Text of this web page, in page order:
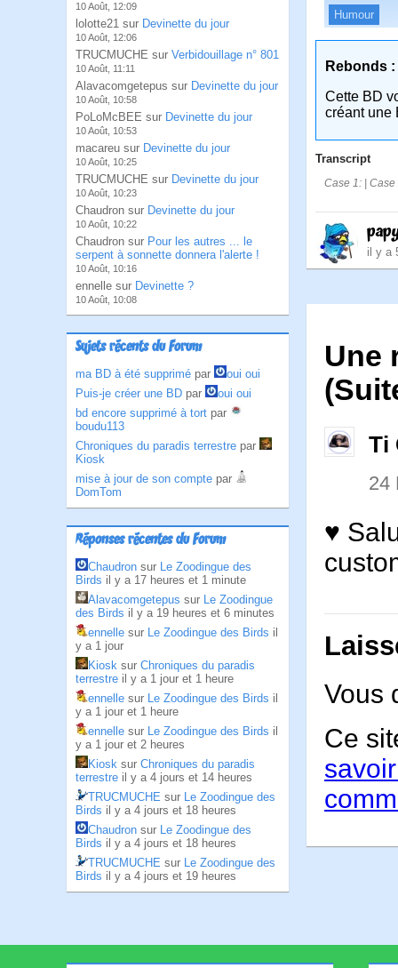
10 Août, 12:09
lolotte21 sur Devinette du jour
10 Août, 12:06
TRUCMUCHE sur Verbidouillage n° 801
10 Août, 11:11
Alavacomgetepus sur Devinette du jour
10 Août, 10:58
PoLoMcBEE sur Devinette du jour
10 Août, 10:53
macareu sur Devinette du jour
10 Août, 10:25
TRUCMUCHE sur Devinette du jour
10 Août, 10:23
Chaudron sur Devinette du jour
10 Août, 10:22
Chaudron sur Pour les autres ... le
serpent à sonnette donnera l'alerte !
10 Août, 10:16
ennelle sur Devinette ?
10 Août, 10:08
Sujets récents du Forum
ma BD à été supprimé par
oui oui
Puis-je créer une BD par
oui oui
bd encore supprimé à tort par
boudu113
Chroniques du paradis terrestre par
Kiosk
mise à jour de son compte par
DomTom
Réponses récentes du Forum
Chaudron sur Le Zoodingue des
Birds il y a 17 heures et 1 minute
Alavacomgetepus sur Le Zoodingue
des Birds il y a 19 heures et 6 minutes
ennelle sur Le Zoodingue des Birds il
y a 1 jour
Kiosk sur Chroniques du paradis
terrestre il y a 1 jour et 1 heure
ennelle sur Le Zoodingue des Birds il
y a 1 jour et 1 heure
ennelle sur Le Zoodingue des Birds il
y a 1 jour et 2 heures
Kiosk sur Chroniques du paradis
terrestre il y a 4 jours et 14 heures
TRUCMUCHE sur Le Zoodingue des
Birds il y a 4 jours et 18 heures
Chaudron sur Le Zoodingue des
Birds il y a 4 jours et 18 heures
TRUCMUCHE sur Le Zoodingue des
Birds il y a 4 jours et 19 heures
Humour
Rebonds :
Cette BD
créant une
Transcript
Case 1: |
il y a
Une
Ti
24
♥
Vous
Ce